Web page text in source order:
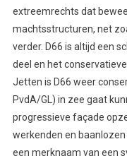
extreemrechts dat
machtsstructuren, net
verder. D66 is altijd een
deel en het
Jetten is D66 weer
PvdA/GL) in zee gaat
progressieve façade
werkenden en
een merknaam van een